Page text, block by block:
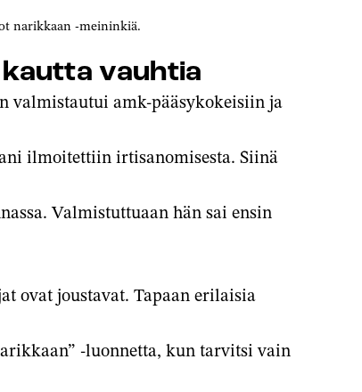
narikkaan -meininkiä.
vauhtia
valmistautui amk-pääsykokeisiin ja
ilmoitettiin irtisanomisesta. Siinä
Valmistuttuaan hän sai ensin
ovat joustavat. Tapaan erilaisia
-luonnetta, kun tarvitsi vain